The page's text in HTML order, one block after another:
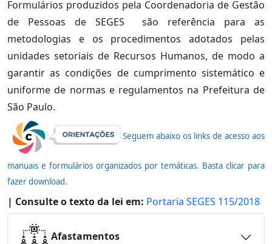
Formulários produzidos pela Coordenadoria de Gestão
de Pessoas de SEGES são referência para as
metodologias e os procedimentos adotados pelas
unidades setoriais de Recursos Humanos, de modo a
garantir as condições de cumprimento sistemático e
uniforme de normas e regulamentos na Prefeitura de
São Paulo.
Seguem abaixo os links de acesso aos
manuais e formulários organizados por temáticas. Basta clicar para
fazer download.
| Consulte o texto da lei em: Portaria SEGES 115/2018
Afastamentos